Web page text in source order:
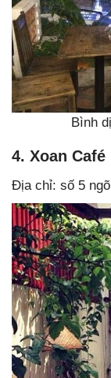
Bình
4. Xoan Café
Địa chỉ: số 5